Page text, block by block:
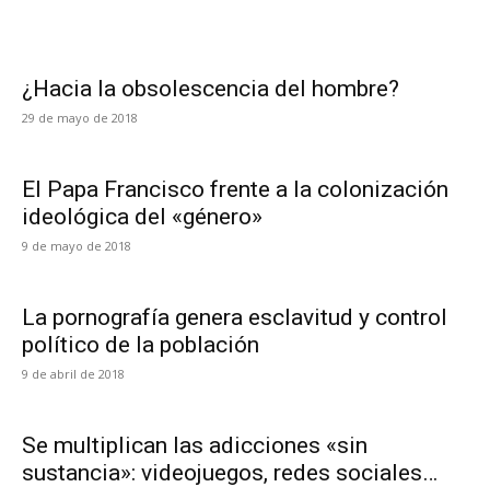
¿Hacia la obsolescencia del hombre?
29 de mayo de 2018
El Papa Francisco frente a la colonización
ideológica del «género»
9 de mayo de 2018
La pornografía genera esclavitud y control
político de la población
9 de abril de 2018
Se multiplican las adicciones «sin
sustancia»: videojuegos, redes sociales…